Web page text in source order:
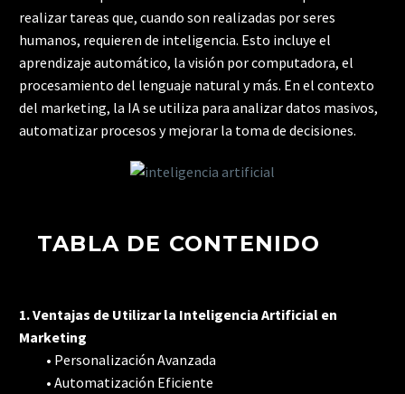
realizar tareas que, cuando son realizadas por seres
humanos, requieren de inteligencia. Esto incluye el
aprendizaje automático, la visión por computadora, el
procesamiento del lenguaje natural y más. En el contexto
del marketing, la IA se utiliza para analizar datos masivos,
automatizar procesos y mejorar la toma de decisiones.
TABLA DE CONTENIDO
1. Ventajas de Utilizar la Inteligencia Artificial en
Marketing
• Personalización Avanzada
• Automatización Eficiente